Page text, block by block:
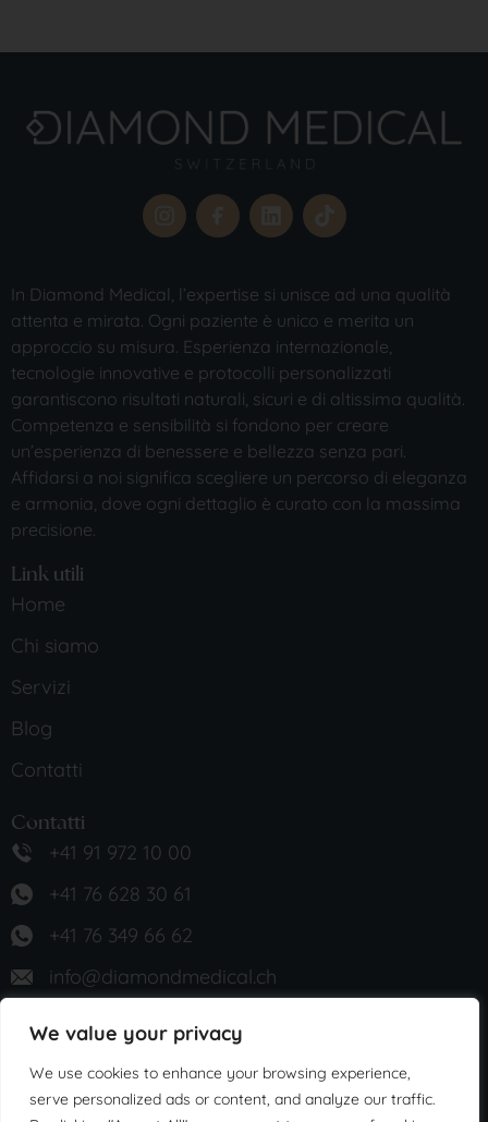
We value your privacy
We use cookies to enhance your browsing experience,
serve personalized ads or content, and analyze our traffic.
In Diamond Medical, l’expertise si unisce ad una qualità
attenta e mirata. Ogni paziente è unico e merita un
approccio su misura. Esperienza internazionale,
tecnologie innovative e protocolli personalizzati
garantiscono risultati naturali, sicuri e di altissima qualità.
Competenza e sensibilità si fondono per creare
un’esperienza di benessere e bellezza senza pari.
Affidarsi a noi significa scegliere un percorso di eleganza
e armonia, dove ogni dettaglio è curato con la massima
precisione.
Link utili
Home
Chi siamo
Servizi
Blog
Contatti
Contatti
+41 91 972 10 00
+41 76 628 30 61
+41 76 349 66 62
info@diamondmedical.ch
Ascona, Via Baraggie 4
0